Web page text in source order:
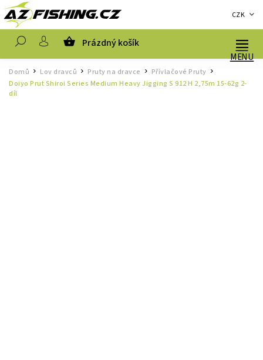
CZK
Prázdný košík
Domů / Lov dravců / Pruty na dravce Přívlačové Pruty
Doiyo Prut Shiroi Series Medium Heavy Jigging S 912 H 2,75m 15-62g 2-
díl